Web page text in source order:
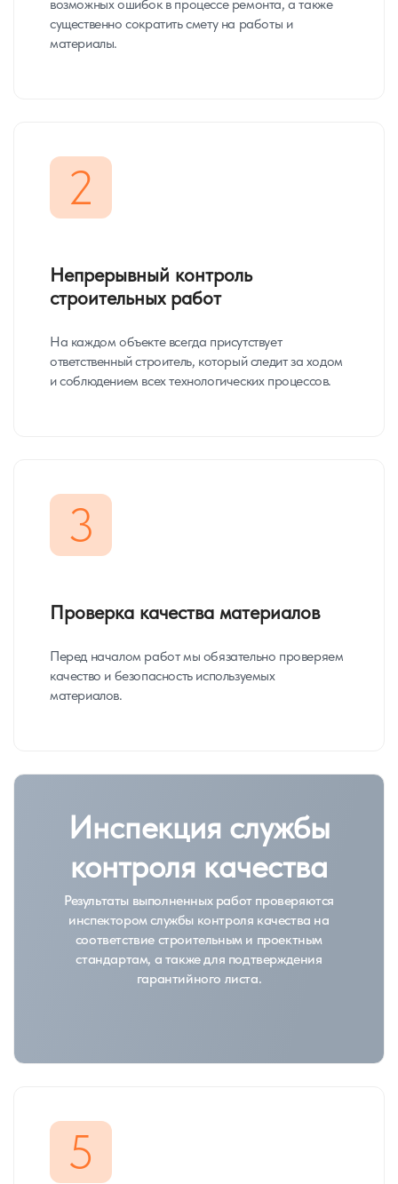
возможных ошибок в процессе ремонта, а также
существенно сократить смету на работы и
материалы.
2
Непрерывный контроль
строительных работ
На каждом объекте всегда присутствует
ответственный строитель, который следит за ходом
и соблюдением всех технологических процессов.
3
Проверка качества материалов
Перед началом работ мы обязательно проверяем
качество и безопасность используемых
материалов.
Инспекция службы
контроля качества
Результаты выполненных работ проверяются
инспектором службы контроля качества на
соответствие строительным и проектным
стандартам, а также для подтверждения
гарантийного листа.
5